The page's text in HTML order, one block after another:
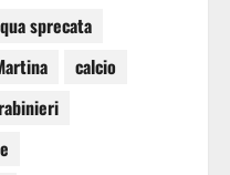
sprecata
calcio